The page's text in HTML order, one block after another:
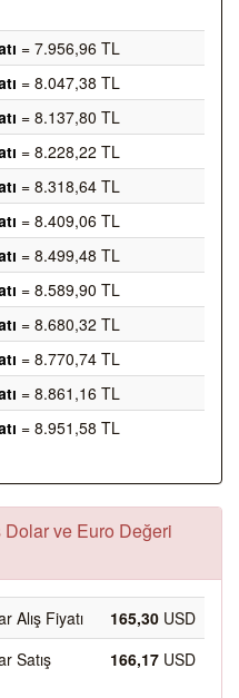
= 7.956,96 TL
= 8.047,38 TL
= 8.137,80 TL
= 8.228,22 TL
= 8.318,64 TL
= 8.409,06 TL
= 8.499,48 TL
= 8.589,90 TL
= 8.680,32 TL
= 8.770,74 TL
= 8.861,16 TL
= 8.951,58 TL
ve Euro Değeri
Alış Fiyatı 165,30 USD
Satış
166,17 USD